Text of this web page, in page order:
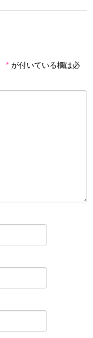
* が付いている欄は必